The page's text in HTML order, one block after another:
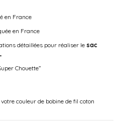
en France
en France
détaillées pour réaliser le sac
Chouette”
couleur de bobine de fil coton